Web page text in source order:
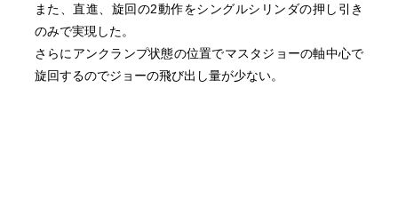
また、直進、旋回の2動作をシングルシリンダの押し引き
のみで実現した。
さらにアンクランプ状態の位置でマスタジョーの軸中心で
旋回するのでジョーの飛び出し量が少ない。